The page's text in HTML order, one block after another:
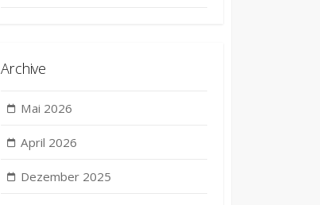
Archive
Mai 2026
April 2026
Dezember 2025